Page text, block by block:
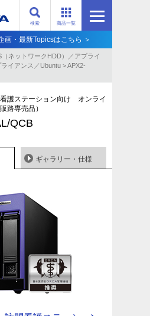
商品一覧
検索
画・最新Topicsはこちら ＞
（ネットワークHDD）／アプライ
イアンス／Ubuntu >APX2-
護ステーション向け オンライ
路専売品）
QCB
ギャラリー・仕様